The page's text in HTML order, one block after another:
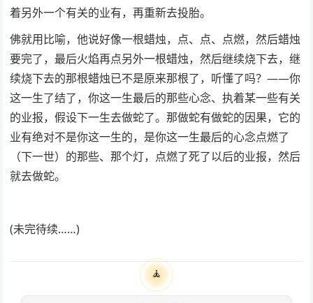
着另外一个有关的业有，再重新去投胎。
佛就用比喻，他说好像一根蜡烛，点、点、点燃，然后蜡烛
要完了，最后火焰再点另外一根蜡烛，然后继续烧下去，继
续烧下去的那根蜡烛已不是原来那根了，听懂了吗？——你
这一生了结了，你这一生最后的那些心念、执着某一些有关
的业报，假设下一生去做蛇了。那做蛇有做蛇的因果，它的
业有绝对不是你这一生的，是你这一生最后的心念点燃了
（下一世）的那些、那个灯，点燃了死了以后的业报，然后
就去做蛇。
(未完待续……)
🧘